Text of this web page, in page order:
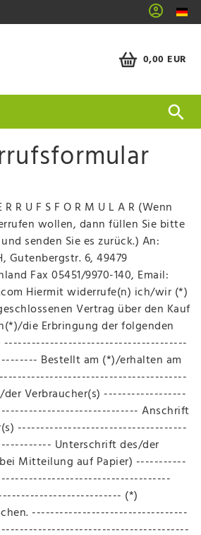
0,00 EUR
R U F S F O R M U L A R (Wenn
wollen, dann füllen Sie bitte
senden Sie es zurück.) An:
Gutenbergstr. 6, 49479
Fax 05451/9970-140, Email:
Hiermit widerrufe(n) ich/wir (*)
Vertrag über den Kauf
die Erbringung der folgenden
----------------------------------------
Bestellt am (*)/erhalten am
Verbraucher(s) ------------------
Anschrift
-------------------------------------
Unterschrift des/der
Mitteilung auf Papier) -----------
(*)
----------------------------------